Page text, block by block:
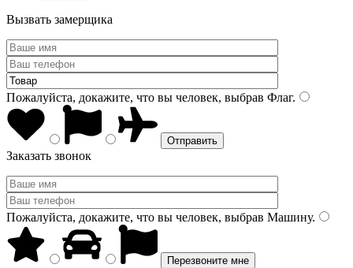
Вызвать замерщика
Пожалуйста, докажите, что вы человек, выбрав Флаг.
Заказать звонок
Пожалуйста, докажите, что вы человек, выбрав Машину.